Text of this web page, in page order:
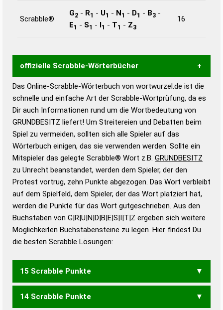
Scrabble®
G2 - R1 - U1 - N1 - D1 - B3 -
E1 - S1 - I1 - T1 - Z3
16
offizielle Scrabble-Wörterbücher
Wortwurzel liefert mit Hilfe eines semantischen
Wortanalyse-Algorithmus gute Anhaltspunkte zu
Wortbedeutung, Worttrennung und Wortform, um die
Gültigkeit eines Wortes für das Scrabble-Spiel zu
bestimmen! zugelassene Turnier Scrabble-
Wörterbücher sind:
Duden – Standardwerk in 12 Bänden
Duden – Richtiges und gutes
Deutsch
Duden – Die deutsche Grammatik
Duden – Deutsches
Universalwörterbuch
Das Online-Scrabble-Wörterbuch von wortwurzel.de ist die
schnelle und einfache Art der Scrabble-Wortprüfung, da es
Dir auch Informationen rund um die Wortbedeutung von
GRUNDBESITZ liefert! Um Streitereien und Debatten beim
Spiel zu vermeiden, sollten sich alle Spieler auf das
Wörterbuch einigen, das sie verwenden werden. Sollte ein
Mitspieler das gelegte Scrabble® Wort z.B. GRUNDBESITZ
zu Unrecht beanstandet, werden dem Spieler, der den
Protest vortrug, zehn Punkte abgezogen. Das Wort verbleibt
auf dem Spielfeld, dem Spieler, der das Wort platziert hat,
werden die Punkte für das Wort gutgeschrieben. Aus den
Buchstaben von G|R|U|N|D|B|E|S|I|T|Z ergeben sich weitere
Möglichkeiten Buchstabensteine zu legen. Hier findest Du
die besten Scrabble Lösungen:
15 Scrabble Punkte
ZUBRINGEST
14 Scrabble Punkte